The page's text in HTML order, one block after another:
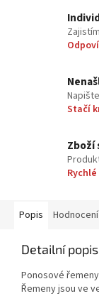
Stačí
Zboží
Popis
Detailní
Ponosové
Řemeny jsou ve